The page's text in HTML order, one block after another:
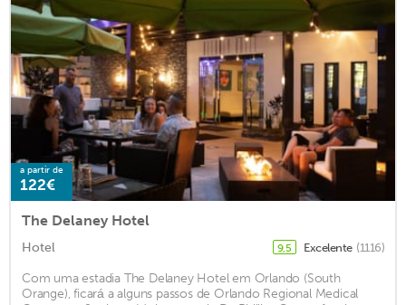
a partir de
122€
The Delaney Hotel
Hotel 9,5 Excelente (1116)
Com uma estadia The Delaney Hotel em Orlando (South
Orange), ficará a alguns passos de Orlando Regional Medical